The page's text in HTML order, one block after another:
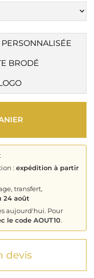
BRODÉ
: expédition à partir
transfert,
24 août
aujourd'hui. Pour
le code AOUT10.
devis